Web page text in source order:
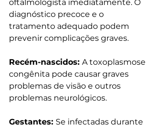
oftalmologista imediatamente. O
diagnóstico precoce e o
tratamento adequado podem
prevenir complicações graves.
Recém-nascidos: A toxoplasmose
congênita pode causar graves
problemas de visão e outros
problemas neurológicos.
Gestantes: Se infectadas durante